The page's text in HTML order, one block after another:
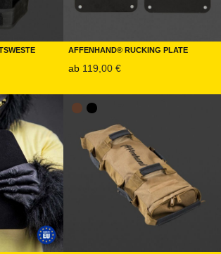
Affenhand® Rucking Plate
ab 119,00 €